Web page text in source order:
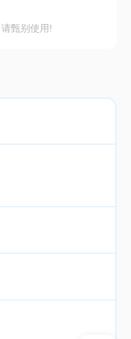
甄别使用!